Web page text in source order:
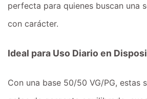
perfecta para quienes buscan una
con carácter.
Ideal para Uso Diario en
Con una base 50/50 VG/PG, estas